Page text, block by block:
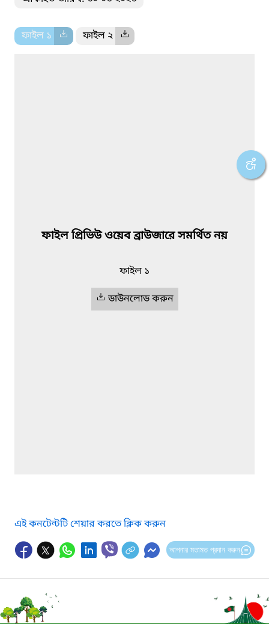
ফাইল ১ ফাইল ২
ফাইল প্রিভিউ ওয়েব ব্রাউজারে সমর্থিত নয়
ফাইল ১
ডাউনলোড করুন
এই কনটেন্টটি শেয়ার করতে ক্লিক করুন
আপনার মতামত প্রদান করুন